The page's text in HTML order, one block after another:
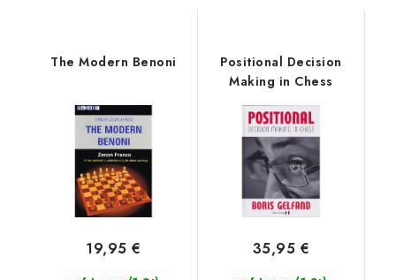
The Modern Benoni
19,95 €
Positional Decision
Making in Chess
35,95 €